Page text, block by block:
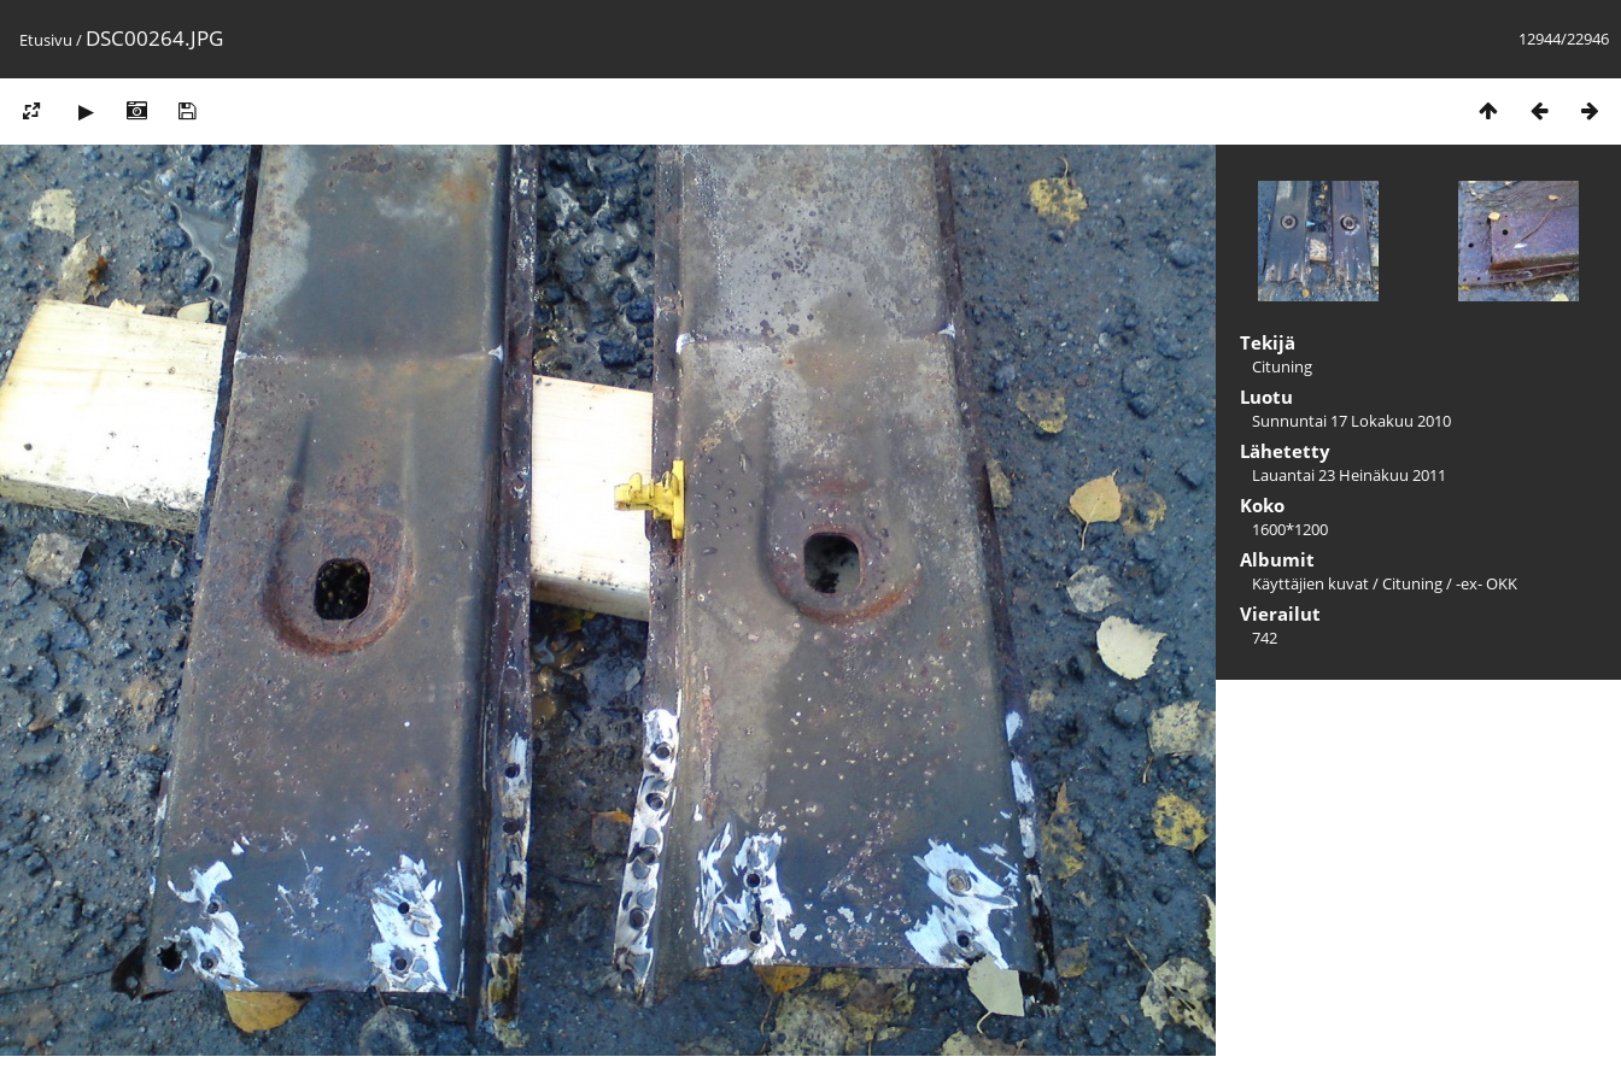
12944/22946
Etusivu / DSC00264.JPG
Tekijä
Cituning
Luotu
Sunnuntai 17 Lokakuu 2010
Lähetetty
Lauantai 23 Heinäkuu 2011
Koko
1600*1200
Albumit
Käyttäjien kuvat/Cituning/-ex- OKK
Vierailut
742